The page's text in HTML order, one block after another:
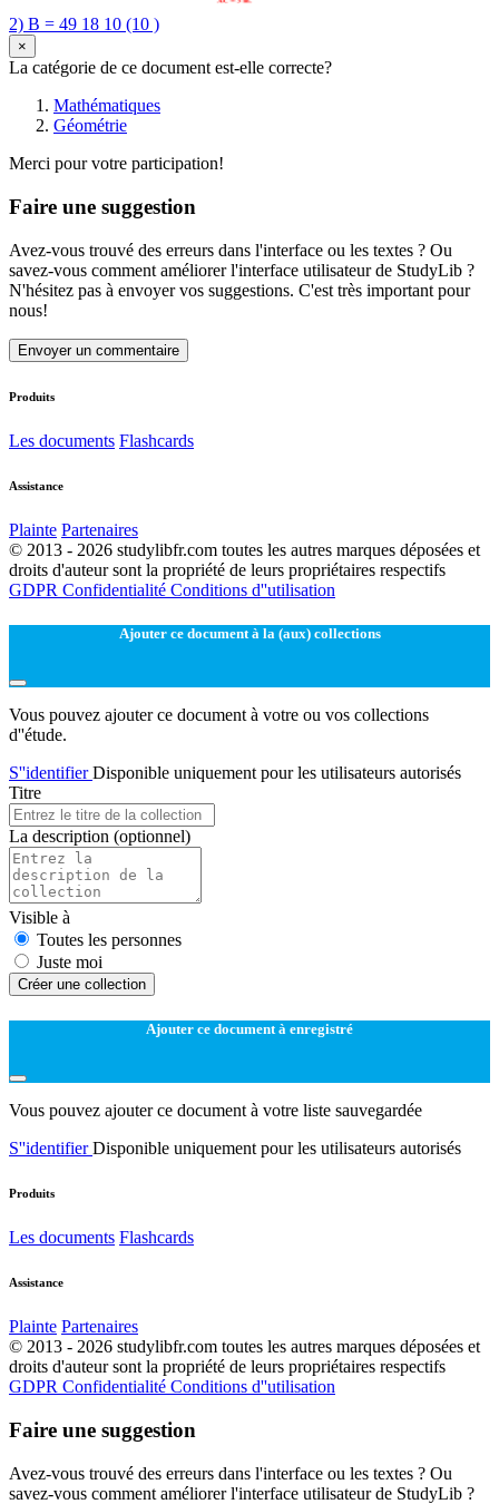
2) B = 49 18 10 (10 )
×
La catégorie de ce document est-elle correcte?
Mathématiques
Géométrie
Merci pour votre participation!
Faire une suggestion
Avez-vous trouvé des erreurs dans l'interface ou les textes ? Ou
savez-vous comment améliorer l'interface utilisateur de StudyLib ?
N'hésitez pas à envoyer vos suggestions. C'est très important pour
nous!
Envoyer un commentaire
Produits
Les documents Flashcards
Assistance
Plainte Partenaires
© 2013 - 2026 studylibfr.com toutes les autres marques déposées et
droits d'auteur sont la propriété de leurs propriétaires respectifs
GDPR Confidentialité Conditions d''utilisation
Ajouter ce document à la (aux) collections
Vous pouvez ajouter ce document à votre ou vos collections
d''étude.
S''identifierDisponible uniquement pour les utilisateurs autorisés
Titre
La description (optionnel)
Visible à
Toutes les personnes
Juste moi
Créer une collection
Ajouter ce document à enregistré
Vous pouvez ajouter ce document à votre liste sauvegardée
S''identifierDisponible uniquement pour les utilisateurs autorisés
Produits
Les documents Flashcards
Assistance
Plainte Partenaires
© 2013 - 2026 studylibfr.com toutes les autres marques déposées et
droits d'auteur sont la propriété de leurs propriétaires respectifs
GDPR Confidentialité Conditions d''utilisation
Faire une suggestion
Avez-vous trouvé des erreurs dans l'interface ou les textes ? Ou
savez-vous comment améliorer l'interface utilisateur de StudyLib ?